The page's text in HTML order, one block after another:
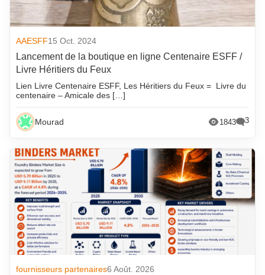
AAESFF15 Oct. 2024
Lancement de la boutique en ligne Centenaire ESFF /
Livre Héritiers du Feux
Lien Livre Centenaire ESFF, Les Héritiers du Feux = Livre du
centenaire – Amicale des […]
Mourad 1843 3
fournisseurs partenaires6 Août. 2026